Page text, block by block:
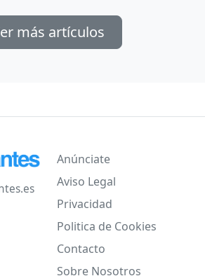
más artículos
Anúnciate
Aviso Legal
Privacidad
Politica de Cookies
Contacto
Sobre Nosotros